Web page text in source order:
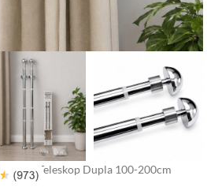
Garnišla Teleskop Dupla 100-200cm